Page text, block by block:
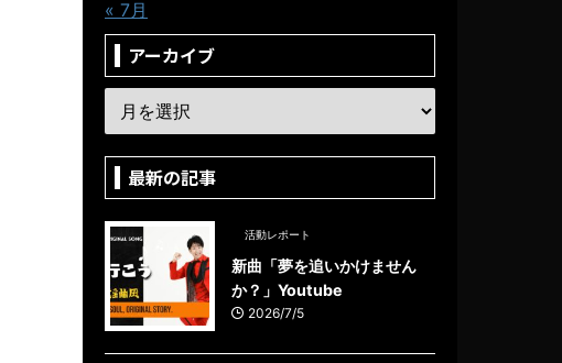
« 7月
アーカイブ
最新の記事
活動レポート
新曲「夢を追いかけません
か？」Youtube
2026/7/5